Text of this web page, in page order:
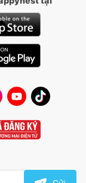
– thương hiệu
cách Bắc Âu
dễ dàng tìm
liệu, mẫu mã
khách hàng
tâm khi mua
lượng với giá cả